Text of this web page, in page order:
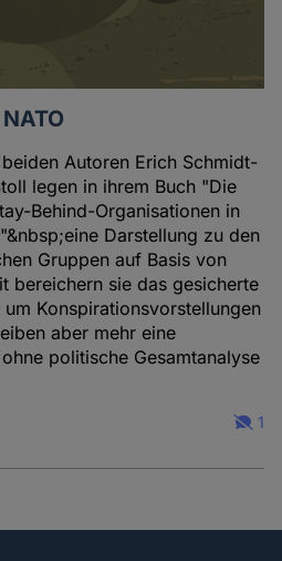
Autoren Erich Schmidt-
legen in ihrem Buch "Die
Behind-Organisationen in
Darstellung zu den
Gruppen auf Basis von
bereichern sie das gesicherte
Konspirationsvorstellungen
aber mehr eine
politische Gesamtanalyse
1